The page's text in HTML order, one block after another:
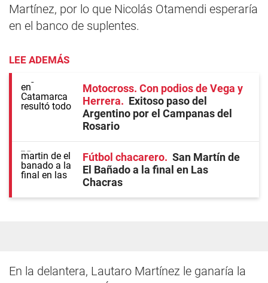
Martínez, por lo que Nicolás Otamendi esperaría
en el banco de suplentes.
LEE ADEMÁS
Motocross. Con podios de Vega y
Herrera
Exitoso paso del
Argentino por el Campanas del
Rosario
Fútbol chacarero
San Martín de
El Bañado a la final en Las
Chacras
En la delantera, Lautaro Martínez le ganaría la